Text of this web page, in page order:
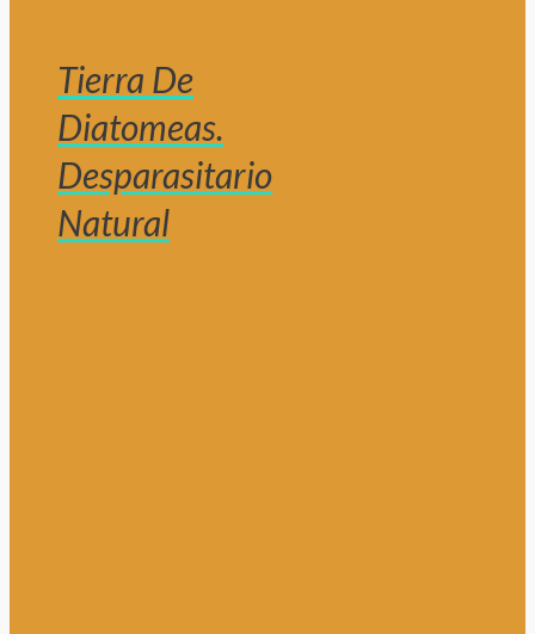
Tierra De
Diatomeas.
Desparasitario
Natural